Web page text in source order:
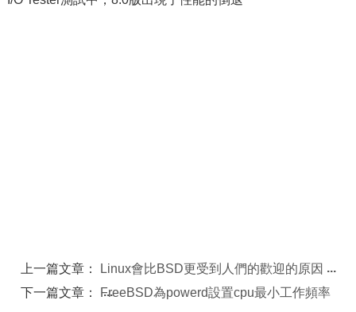
上一篇文章：
Linux會比BSD更受到人們的歡迎的原因
下一篇文章：
FreeBSD為powerd設置cpu最小工作頻率